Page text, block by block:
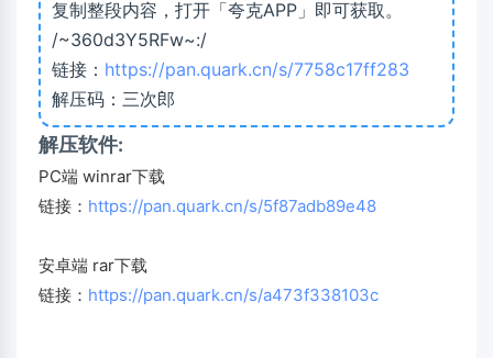
复制整段内容，打开「夸克APP」即可获取。
/~360d3Y5RFw~:/
链接： https://pan.quark.cn/s/7758c17ff283
解压码：三次郎
解压软件:
PC端 winrar下载
链接： https://pan.quark.cn/s/5f87adb89e48
安卓端 rar下载
链接： https://pan.quark.cn/s/a473f338103c